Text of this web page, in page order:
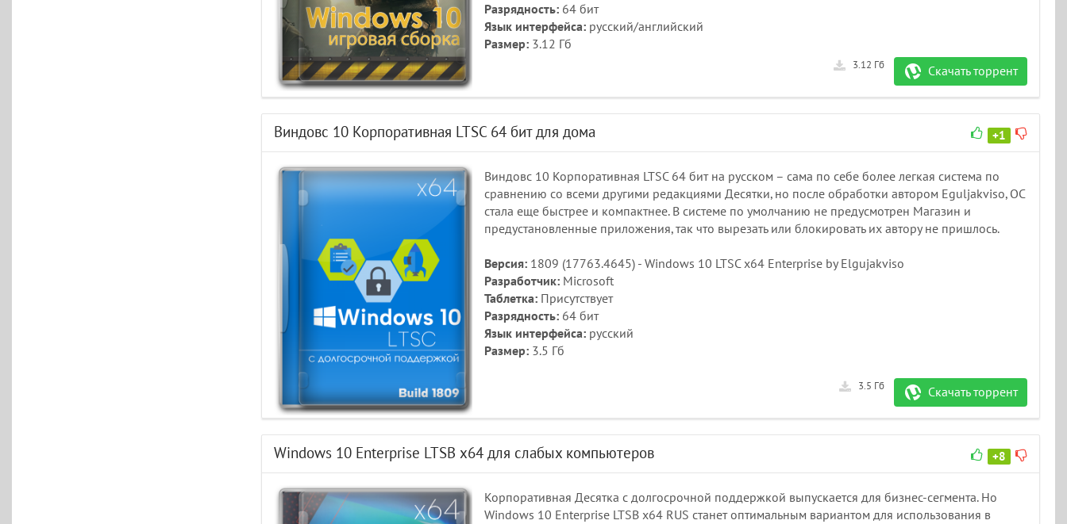
Разрядность: 64 бит
Язык интерфейса: русский/английский
Размер: 3.12 Гб
Скачать торрент
3.12 Гб
Виндовс 10 Корпоративная LTSC 64 бит для дома +1
Виндовс 10 Корпоративная LTSC 64 бит на русском – сама по себе более легкая система по
сравнению со всеми другими редакциями Десятки, но после обработки автором Eguljakviso, ОС
стала еще быстрее и компактнее. В системе по умолчанию не предусмотрен Магазин и
предустановленные приложения, так что вырезать или блокировать их автору не пришлось.
Версия: 1809 (17763.4645) - Windows 10 LTSC x64 Enterprise by Elgujakviso
Разработчик: Microsoft
Таблетка: Присутствует
Разрядность: 64 бит
Язык интерфейса: русский
Размер: 3.5 Гб
Скачать торрент
3.5 Гб
Windows 10 Enterprise LTSB x64 для слабых компьютеров +8
Корпоративная Десятка с долгосрочной поддержкой выпускается для бизнес-сегмента. Но
Windows 10 Enterprise LTSB x64 RUS станет оптимальным вариантом для использования в